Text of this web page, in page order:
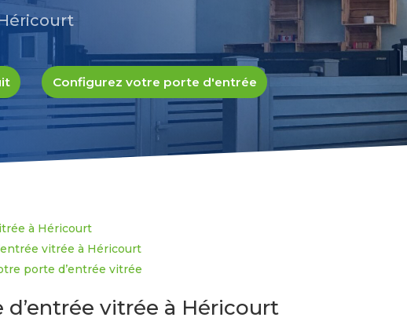
Configurez votre porte d'entrée
à Héricourt
vitrée à Héricourt
porte d’entrée vitrée
vitrée à Héricourt